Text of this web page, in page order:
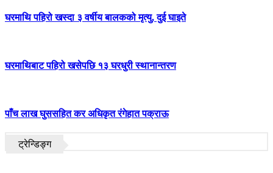
घरमाथि पहिरो खस्दा ३ वर्षीय बालकको मृत्यु, दुई घाइते
घरमाथिबाट पहिरो खसेपछि १३ घरधुरी स्थानान्तरण
पाँच लाख घुससहित कर अधिकृत रंगेहात पक्राऊ
ट्रेन्डिङ्ग